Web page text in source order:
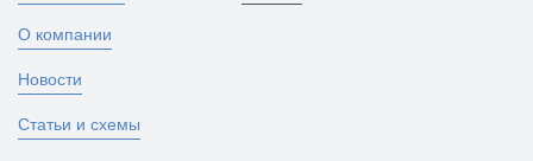
О компании
Новости
Статьи и схемы